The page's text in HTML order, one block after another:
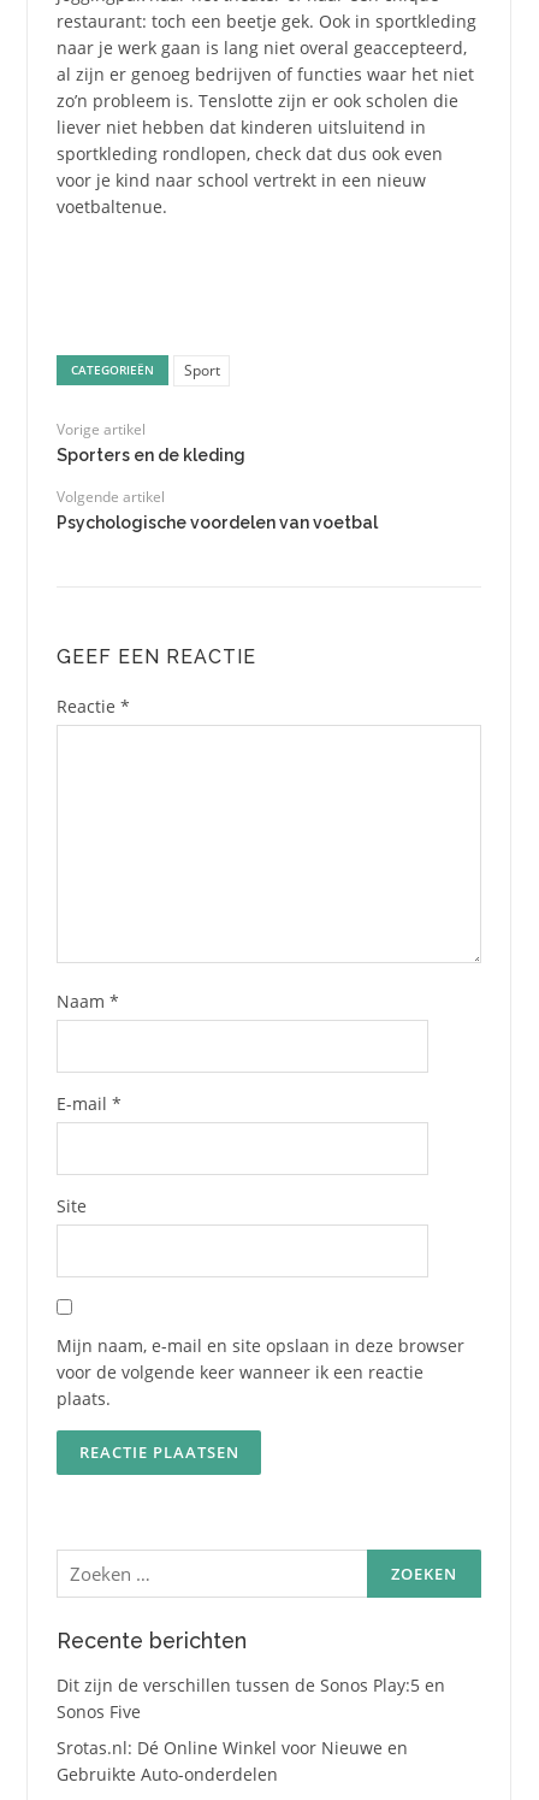
restaurant: toch een beetje gek. Ook in sportkleding
naar je werk gaan is lang niet overal geaccepteerd,
al zijn er genoeg bedrijven of functies waar het niet
zo’n probleem is. Tenslotte zijn er ook scholen die
liever niet hebben dat kinderen uitsluitend in
sportkleding rondlopen, check dat dus ook even
voor je kind naar school vertrekt in een nieuw
voetbaltenue.
CATEGORIEËN Sport
Vorige artikel
Sporters en de kleding
Volgende artikel
Psychologische voordelen van voetbal
GEEF EEN REACTIE
Reactie *
Naam *
E-mail *
Site
Mijn naam, e-mail en site opslaan in deze browser
voor de volgende keer wanneer ik een reactie
plaats.
Zoeken
naar:
Recente berichten
Dit zijn de verschillen tussen de Sonos Play:5 en
Sonos Five
Srotas.nl: Dé Online Winkel voor Nieuwe en
Gebruikte Auto-onderdelen